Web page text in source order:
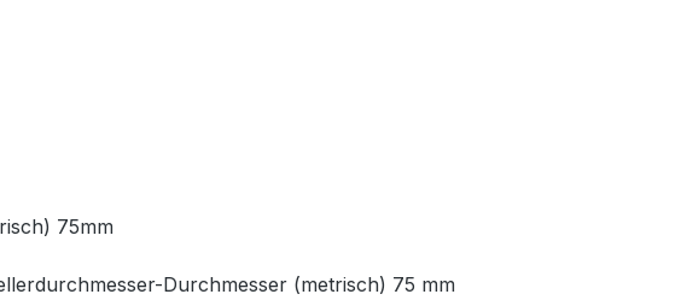
75mm
Durchmesser (metrisch) 75 mm